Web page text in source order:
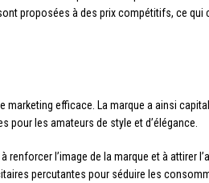
proposées à des prix compétitifs, ce
marketing efficace. La marque a ainsi
les amateurs de style et d’élégance.
renforcer l’image de la marque et à attirer
percutantes pour séduire les